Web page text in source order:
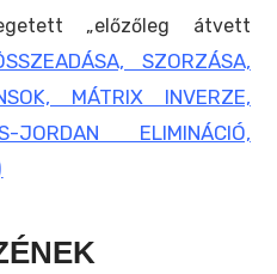
„előzőleg átvett
SZORZÁSA,
MÁTRIX INVERZE,
ELIMINÁCIÓ,